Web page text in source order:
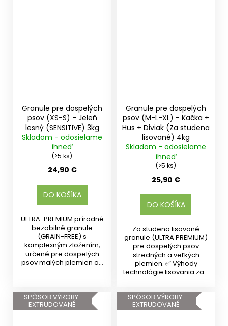
Granule pre dospelých
psov (XS-S) - Jeleň
lesný (SENSITIVE) 3kg
Skladom - odosielame
ihneď
(>5 ks)
24,90 €
DO KOŠÍKA
ULTRA-PREMIUM prírodné
bezobilné granule
(GRAIN-FREE) s
komplexným zložením,
určené pre dospelých
psov malých plemien od
Granule pre dospelých
psov (M-L-XL) - Kačka +
Hus + Diviak (Za studena
lisované) 4kg
Skladom - odosielame
ihneď
(>5 ks)
25,90 €
DO KOŠÍKA
Za studena lisované
granule (ULTRA PREMIUM)
pre dospelých psov
stredných a veľkých
plemien. ✅ Výhody
technológie lisovania za...
SPÔSOB VÝROBY:
EXTRUDOVANÉ
SPÔSOB VÝROBY:
EXTRUDOVANÉ